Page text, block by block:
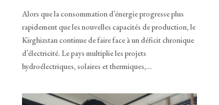
Alors que la consommation d’énergie progresse plus
rapidement que les nouvelles capacités de production, le
Kirghizstan continue de faire face à un déficit chronique
d’électricité. Le pays multiplie les projets
hydroélectriques, solaires et thermiques,...